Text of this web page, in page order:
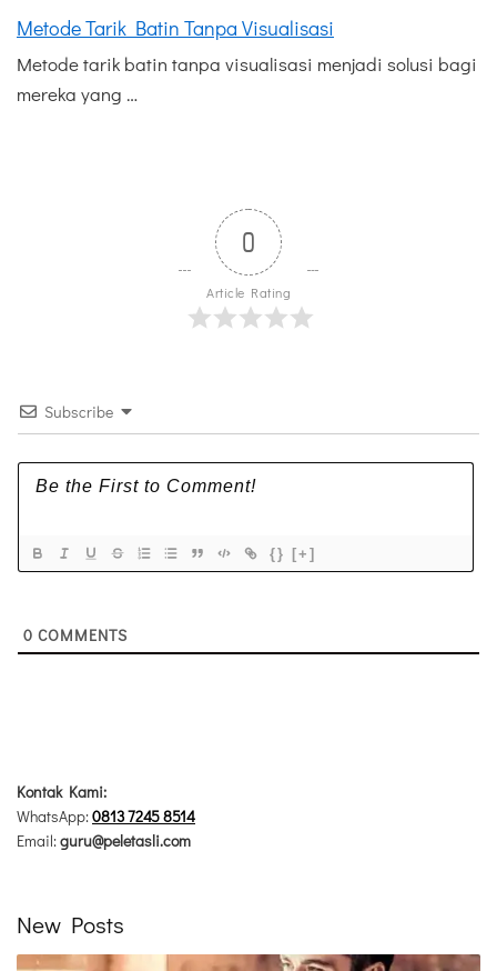
Metode Tarik Batin Tanpa Visualisasi
Metode tarik batin tanpa visualisasi menjadi solusi bagi
mereka yang …
0
Article Rating
Subscribe
{} [+]
0 COMMENTS
Kontak Kami:
WhatsApp:0813 7245 8514
Email:guru@peletasli.com
New Posts